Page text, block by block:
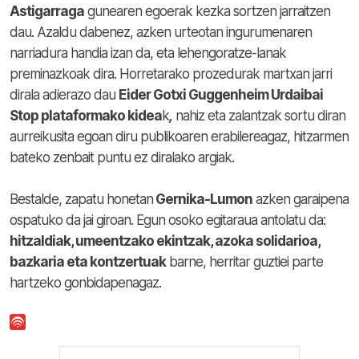
Astigarraga gunearen egoerak kezka sortzen jarraitzen
dau. Azaldu dabenez, azken urteotan ingurumenaren
narriadura handia izan da, eta lehengoratze-lanak
preminazkoak dira. Horretarako prozedurak martxan jarri
dirala adierazo dau Eider Gotxi Guggenheim Urdaibai
Stop plataformako kideak, nahiz eta zalantzak sortu diran
aurreikusita egoan diru publikoaren erabilereagaz, hitzarmen
bateko zenbait puntu ez diralako argiak.
Bestalde, zapatu honetan Gernika-Lumon azken garaipena
ospatuko da jai giroan. Egun osoko egitaraua antolatu da:
hitzaldiak, umeentzako ekintzak, azoka solidarioa,
bazkaria eta kontzertuakbarne, herritar guztiei parte
hartzeko gonbidapenagaz.